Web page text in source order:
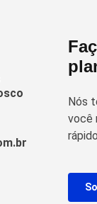
Nós
você